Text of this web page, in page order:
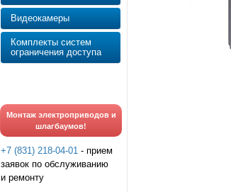
Видеокамеры
Комплекты систем
ограничения доступа
Монтаж электроприводов и
шлагбаумов!
+7 (831) 218-04-01 - прием
заявок по обслуживанию
и ремонту